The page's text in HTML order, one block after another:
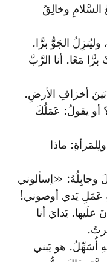
السَّلامِ وخالِقُ
الجَوُّ برًّا.
برًّا مَعًا. أنا الرَّبَّ
أخزافِ الأرضِ.
أو يقولُ: عَمَلُكَ
ماذا
وجابِلُهُ: «اِسألوني
عَمَلِ يَدي أوصوني!
يَدايَ أنا
أُسَهِّلُ. هو يَبني